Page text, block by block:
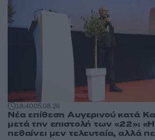
18:4005.08.26
Νέα επίθεση Αυγερινού κατά
μετά την επιστολή των «22»: «Η
πεθαίνει μεν τελευταία, αλλά